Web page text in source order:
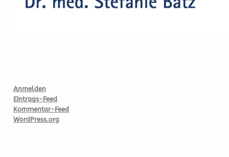
Anmelden
Eintrags-Feed
Kommentar-Feed
WordPress.org